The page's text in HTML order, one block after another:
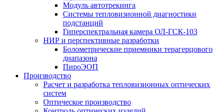
Модуль автотрекинга
Cистемы тепловизионной диагностики
подстанций
Гиперспектральная камера ОЛ-ГСК-103
НИР и перспективные разработки
Болометрические приемники терагерцового
диапазона
ПироЭОП
Производство
Расчет и разработка тепловизионных оптических
систем
Оптическое производство